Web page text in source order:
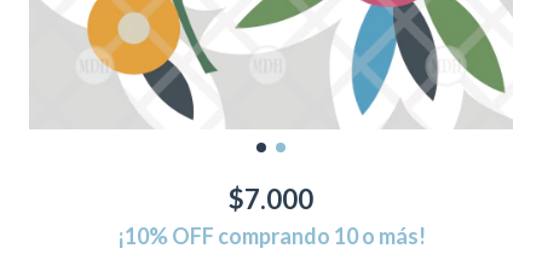
$7.000
¡10% OFF comprando 10 o más!